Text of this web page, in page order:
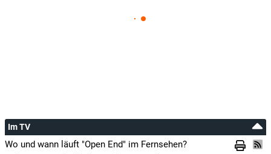
Im TV
Wo und wann läuft "Open End" im Fernsehen?